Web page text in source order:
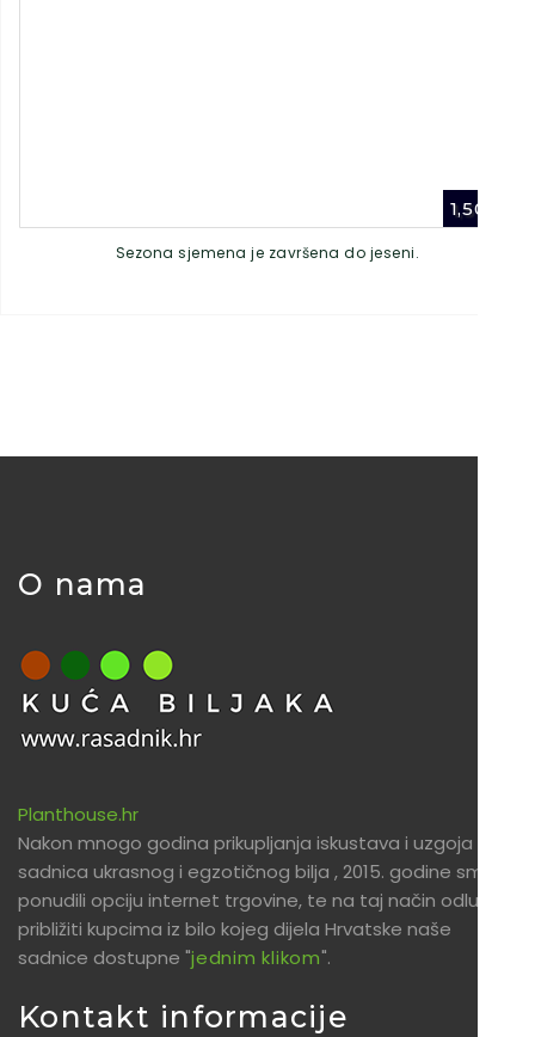
1,50
Sezona sjemena je završena do jeseni.
O nama
Planthouse.hr
Nakon mnogo godina prikupljanja iskustava i uzgoja
sadnica ukrasnog i egzotičnog bilja , 2015. godine smo
ponudili opciju internet trgovine, te na taj način odlučili
približiti kupcima iz bilo kojeg dijela Hrvatske naše
sadnice dostupne "jednim klikom".
Kontakt informacije